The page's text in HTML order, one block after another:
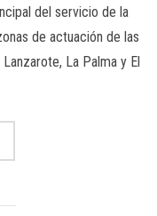
del servicio de la
de actuación de las
La Palma y El